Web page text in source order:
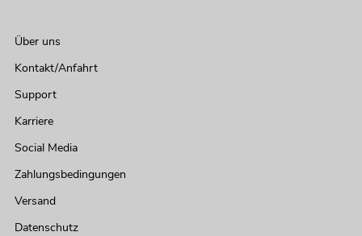
Über uns
Kontakt/Anfahrt
Support
Karriere
Social Media
Zahlungsbedingungen
Versand
Datenschutz